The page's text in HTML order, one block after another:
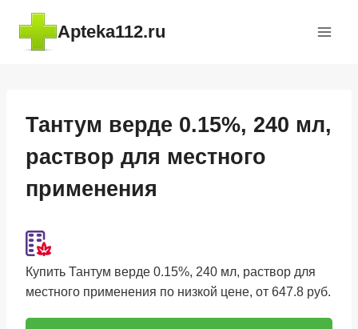
Перейти
содержимому
Apteka112.ru
Тантум верде 0.15%, 240 мл,
раствор для местного
применения
Купить Тантум верде 0.15%, 240 мл, раствор для
местного применения по низкой цене, от 647.8 руб.